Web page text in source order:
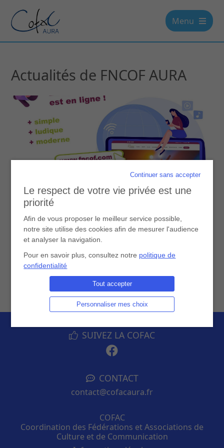
Menu
Actualités de FNCOF AURA
Info de la FNCOF
FNCOF AURA
En savoir plus
SUIVEZ LA COFAC
CONTACT
contact@cofacaura.fr
COFAC
Coordination des Fédérations et Associations de
Culture et de Communication
Continuer sans accepter
Le respect de votre vie privée est une
priorité
Afin de vous proposer le meilleur service possible,
notre site utilise des cookies afin de mesurer l'audience
et analyser la navigation.
Pour en savoir plus, consultez notre politique de
confidentialité
Tout accepter
Personnaliser mes choix